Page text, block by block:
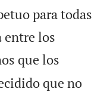
para todas
entre los
que los
que no